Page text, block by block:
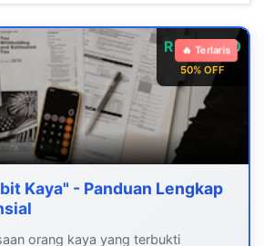
Rp 99.000
50% OFF
🔥 Terlaris
Kaya" - Panduan Lengkap
orang kaya yang terbukti